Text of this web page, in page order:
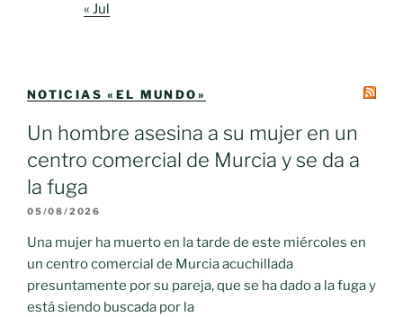
« Jul
NOTICIAS «EL MUNDO»
Un hombre asesina a su mujer en un
centro comercial de Murcia y se da a
la fuga
05/08/2026
Una mujer ha muerto en la tarde de este miércoles en
un centro comercial de Murcia acuchillada
presuntamente por su pareja, que se ha dado a la fuga y
está siendo buscada por la